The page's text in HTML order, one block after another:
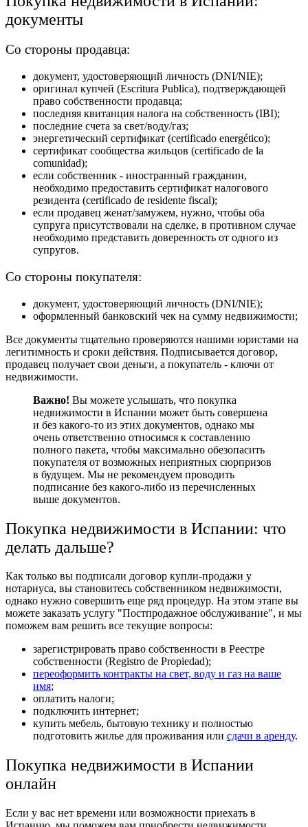
документы
Со стороны продавца:
документ, удостоверяющий личность (DNI/NIE);
оригинал купчей (Escritura Publica), подтверждающей
право собственности продавца;
последняя квитанция налога на собственность (IBI);
последние счета за свет/воду/газ;
энергетический сертификат (certificado energético);
сертификат сообщества жильцов (certificado de la
comunidad);
если собственник - иностранный гражданин,
необходимо предоставить сертификат налогового
резидента (certificado de residente fiscal);
если продавец женат/замужем, нужно, чтобы оба
супруга присутствовали на сделке, в противном случае
необходимо представить доверенность от одного из
супругов.
Со стороны покупателя:
документ, удостоверяющий личность (DNI/NIE);
оформленный банковский чек на сумму недвижимости;
Все документы тщательно проверяются нашими юристами на
легитимность и сроки действия. Подписывается договор,
продавец получает свои деньги, а покупатель - ключи от
недвижимости.
Важно! Вы можете услышать, что покупка
недвижимости в Испании может быть совершена
и без какого-то из этих документов, однако мы
очень ответственно относимся к составлению
полного пакета, чтобы максимально обезопасить
покупателя от возможных неприятных сюрпризов
в будущем. Мы не рекомендуем проводить
подписание без какого-либо из перечисленных
выше документов.
Покупка недвижимости в Испании: что
делать дальше?
Как только вы подписали договор купли-продажи у
нотариуса, вы становитесь собственником недвижимости,
однако нужно совершить еще ряд процедур. На этом этапе вы
можете заказать услугу "Постпродажное обслуживание", и мы
поможем вам решить все текущие вопросы:
зарегистрировать право собственности в Реестре
собственности (Registro de Propiedad);
переоформить контракты на свет, воду и газ на ваше
имя;
оплатить налоги;
подключить интернет;
купить мебель, бытовую технику и полностью
подготовить жилье для проживания или сдачи в аренду.
Покупка недвижимости в Испании
онлайн
Если у вас нет времени или возможности приехать в